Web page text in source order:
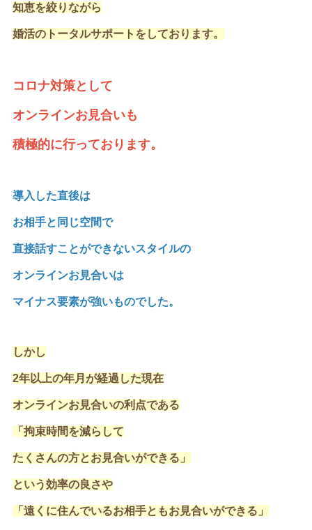
知恵を絞りながら
婚活のトータルサポートをしております。
コロナ対策として
オンラインお見合いも
積極的に行っております。
導入した直後は
お相手と同じ空間で
直接話すことができないスタイルの
オンラインお見合いは
マイナス要素が強いものでした。
しかし
2年以上の年月が経過した現在
オンラインお見合いの利点である
「拘束時間を減らして
たくさんの方とお見合いができる」
という効率の良さや
「遠くに住んでいるお相手ともお見合いができる」